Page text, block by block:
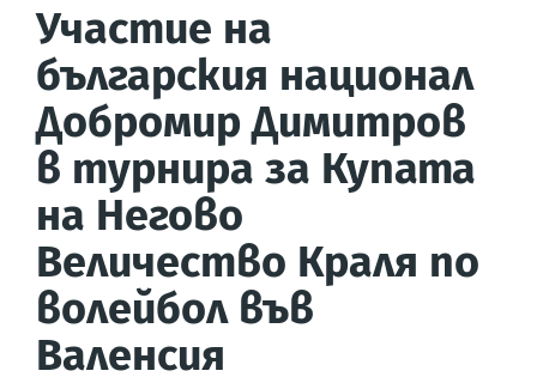
Участие на
българския национал
Добромир Димитров
в турнира за Купата
на Негово
Величество Краля по
волейбол във
Валенсия